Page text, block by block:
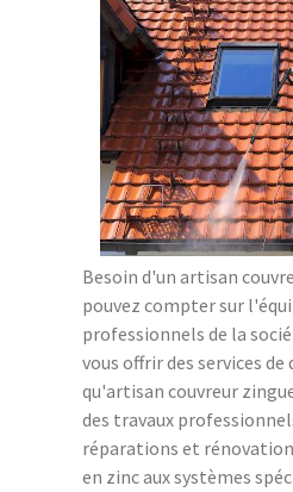
Besoin d'un artisan
pouvez compter sur
professionnels de la
vous offrir des services
qu'artisan couvreur
des travaux
réparations et
en zinc aux systèmes